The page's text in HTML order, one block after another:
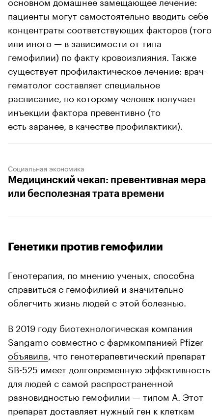
пациенты могут самостоятельно вводить себе
концентраты соответствующих факторов (того
или иного — в зависимости от типа
гемофилии) по факту кровоизлияния. Также
существует профилактическое лечение: врач-
гематолог составляет специальное
расписание, по которому человек получает
инъекции фактора превентивно (то
есть заранее, в качестве профилактики).
Социальная экономика
Медицинский чекап: превентивная мера
или бесполезная трата времени
Генетики против гемофилии
Генотерапия, по мнению ученых, способна
справиться с гемофилией и значительно
облегчить жизнь людей с этой болезнью.
В 2019 году биотехнологическая компания
Sangamo совместно с фармкомпанией Pfizer
объявила , что генотерапевтический препарат
SB-525 имеет долговременную эффективность
для людей с самой распространенной
разновидностью гемофилии — типом А. Этот
препарат доставляет нужный ген к клеткам